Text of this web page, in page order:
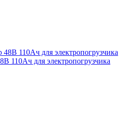
110Ач для электропогрузчика